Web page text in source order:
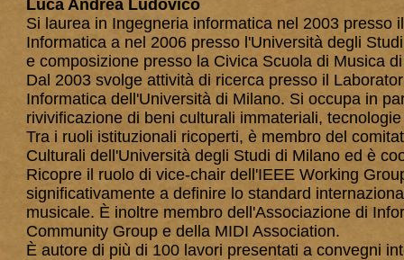
Luca Andrea Ludovico
Si laurea in Ingegneria informatica nel 2003
Informatica a nel 2006 presso l'Università degli
e composizione presso la Civica Scuola di Musica
Dal 2003 svolge attività di ricerca presso il
Informatica dell'Università di Milano. Si occupa in
rivivificazione di beni culturali immateriali,
Tra i ruoli istituzionali ricoperti, è membro del
Culturali dell'Università degli Studi di Milano ed è
Ricopre il ruolo di vice-chair dell'IEEE Working
significativamente a definire lo standard
musicale. È inoltre membro dell'Associazione di
Community Group e della MIDI Association.
È autore di più di 100 lavori presentati a convegni